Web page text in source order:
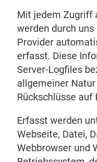
Mit jedem Zugriff
werden durch uns
Provider
erfasst. Diese
Server-Logfiles
allgemeiner
Rückschlüsse auf
Erfasst werden
Webseite, Datei,
Webbrowser und